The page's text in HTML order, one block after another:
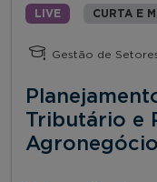
LIVE CURTA E
Gestão de
Tributário e
Agronegócio